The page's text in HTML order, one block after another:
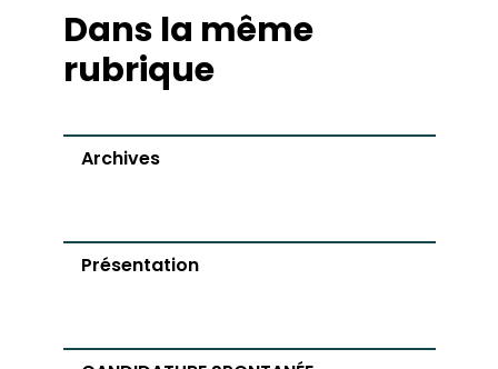
Dans la même
rubrique
Archives
Présentation